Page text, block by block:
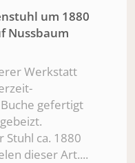
um 1880
Nussbaum
Werkstatt
gefertigt
Stuhl ca. 1880
dieser Art....